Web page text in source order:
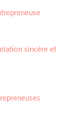
sincère et